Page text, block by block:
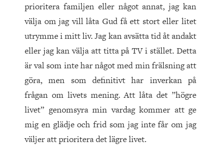
prioritera familjen eller något annat, jag kan
välja om jag vill låta Gud få ett stort eller litet
utrymme i mitt liv. Jag kan avsätta tid åt andakt
eller jag kan välja att titta på TV i stället. Detta
är val som inte har något med min frälsning att
göra, men som definitivt har inverkan på
frågan om livets mening. Att låta det ”högre
livet” genomsyra min vardag kommer att ge
mig en glädje och frid som jag inte får om jag
väljer att prioritera det lägre livet.